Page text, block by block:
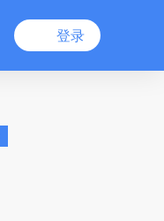
登录